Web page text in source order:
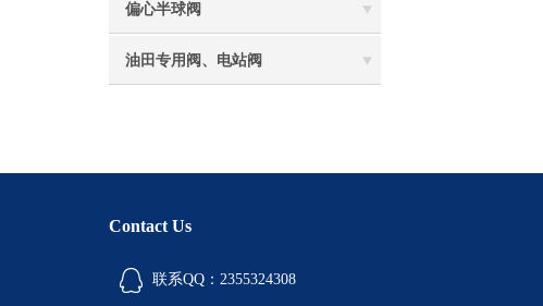
偏心半球阀
油田专用阀、电站阀
Contact Us
联系QQ：2355324308